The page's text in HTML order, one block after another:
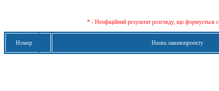
* - Неофіційний результат розгляду, що формується
Номер Назва законопроекту